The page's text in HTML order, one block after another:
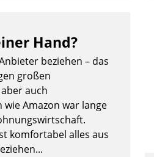
Hand?
beziehen – das
großen
auch
Amazon war lange
komfortabel alles aus